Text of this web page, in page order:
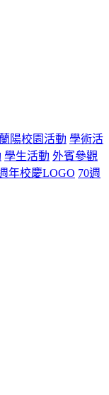
蘭陽校園活動 學術活
學生活動 外賓參觀
年校慶LOGO 70週